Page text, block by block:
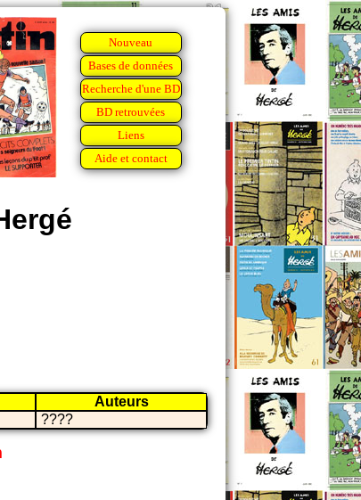
Nouveau
Bases de données
Recherche d'une BD
BD retrouvées
Liens
Aide et contact
Auteurs
????